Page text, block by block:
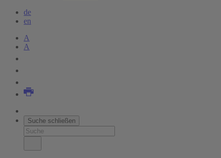
de
en
A
A
Suche schließen